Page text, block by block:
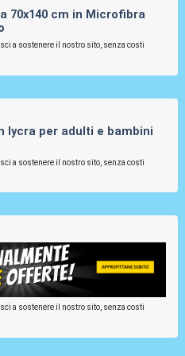
70x140 cm in Microfibra
a sostenere il nostro sito, senza costi
lycra per adulti e bambini
a sostenere il nostro sito, senza costi
a sostenere il nostro sito, senza costi